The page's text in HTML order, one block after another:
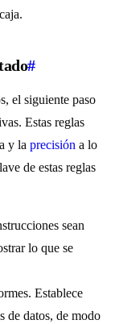
#
el siguiente paso
Estas reglas
y la precisión a lo
de estas reglas
sean
lo que se
Establece
de datos, de modo